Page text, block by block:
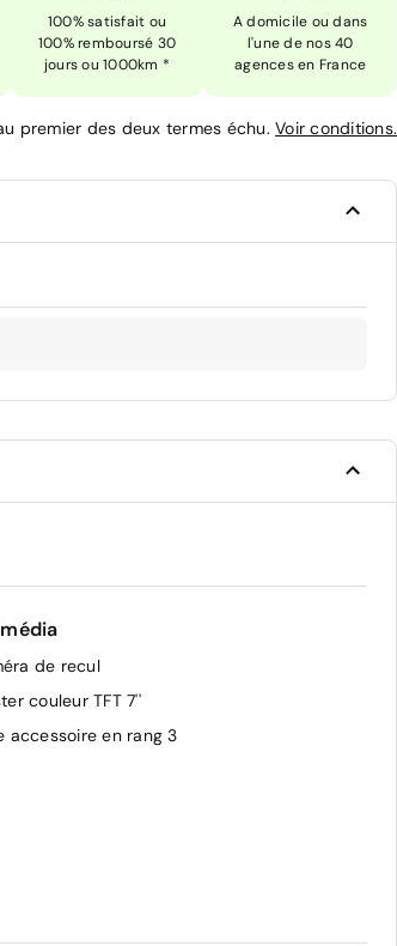
100% satisfait ou
100% remboursé 30
jours ou 1000km *
A domicile ou dans
l'une de nos 40
agences en France
premier des deux termes échu. Voir conditions.
de recul
couleur TFT 7''
accessoire en rang 3